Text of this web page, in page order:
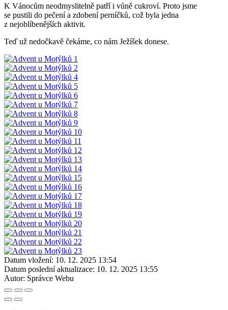
K Vánocům neodmyslitelně patří i vůně cukroví. Proto jsme
se pustili do pečení a zdobení perníčků, což byla jedna
z nejoblíbenějších aktivit.
Teď už nedočkavě čekáme, co nám Ježíšek donese.
Datum vložení: 10. 12. 2025 13:54
Datum poslední aktualizace: 10. 12. 2025 13:55
Autor: Správce Webu